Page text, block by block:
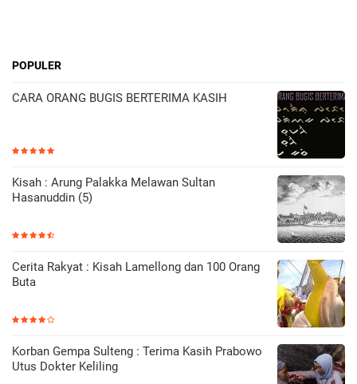
POPULER
CARA ORANG BUGIS BERTERIMA KASIH
Kisah : Arung Palakka Melawan Sultan
Hasanuddin (5)
Cerita Rakyat : Kisah Lamellong dan 100 Orang
Buta
Korban Gempa Sulteng : Terima Kasih Prabowo
Utus Dokter Keliling